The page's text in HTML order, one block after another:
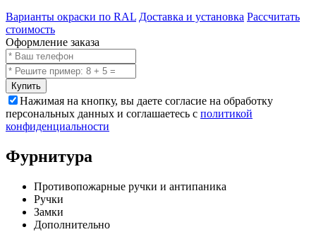
Варианты окраски по RAL Доставка и установка Рассчитать
стоимость
Оформление заказа
Купить
Нажимая на кнопку, вы даете согласие на обработку
персональных данных и соглашаетесь с политикой
конфиденциальности
Фурнитура
Противопожарные ручки и антипаника
Ручки
Замки
Дополнительно